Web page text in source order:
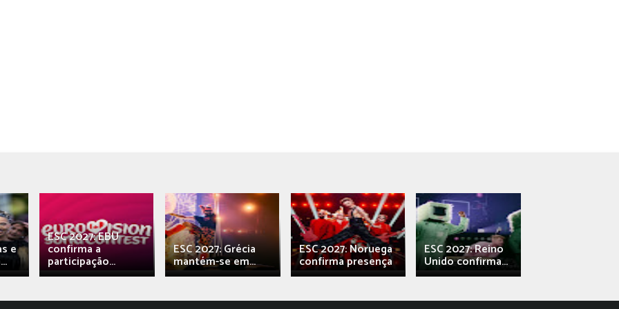
e
ESC 2027: EBU
confirma a
participação...
ESC 2027: Grécia
mantém-se em...
ESC 2027: Noruega
confirma presença
ESC 2027: Reino
Unido confirma...